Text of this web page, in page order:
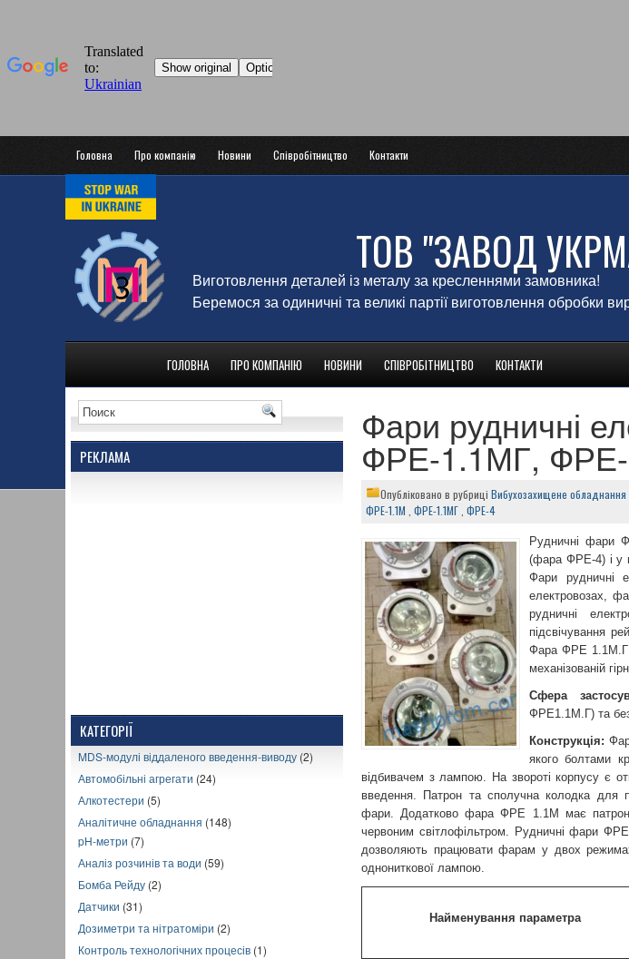
Головна Про компанію Новини Співробітництво Контакти
ТОВ "ЗАВОД
Виготовлення деталей із металу за кресленнями замовника!
Беремося за одиничні та великі партії виготовлення обробки
ГОЛОВНА ПРО КОМПАНІЮ НОВИНИ СПІВРОБІТНИЦТВО КОНТАКТИ
РЕКЛАМА
КАТЕГОРІЇ
MDS-модулі віддаленого введення-виводу (2)
Автомобільні агрегати (24)
Алкотестери (5)
Аналітичне обладнання (148)
pH-метри (7)
Аналіз розчинів та води (59)
Бомба Рейду (2)
Датчики (31)
Дозиметри та нітратоміри (2)
Контроль технологічних процесів (1)
Фари рудничні
ФРЕ-1.1МГ,
Опубліковано в рубриці Вибухозахищене обладнання
ФРЕ-1.1М ФРЕ-1.1МГ ФРЕ-4
Рудничні фари
(фара ФРЕ-4) і у
Фари рудничні
електровозах,
рудничні
підсвічування
Фара ФРЕ 1.1М.Г
механізованій
Сфера
ФРЕ1.1М.Г) та
Конструкція:
якого болтами
відбивачем з лампою. На звороті корпусу є
введення. Патрон та сполучна колодка для
фари. Додатково фара ФРЕ 1.1М має патрон
червоним світлофільтром. Рудничні фари
дозволяють працювати фарам у двох
однониткової лампою.
Найменування параметра